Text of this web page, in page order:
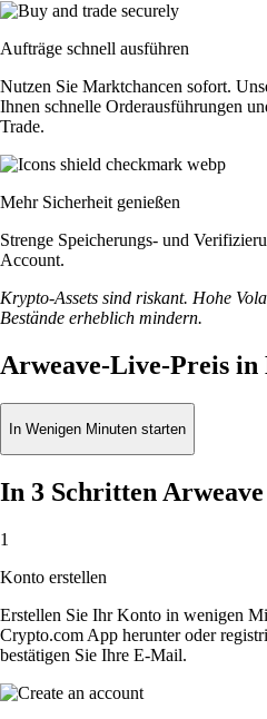
Aufträge schnell ausführen
Nutzen Sie Marktchancen sofort.
Ihnen schnelle Orderausführungen
Trade.
Mehr Sicherheit genießen
Strenge Speicherungs- und
Account.
Krypto-Assets sind riskant. Hohe
Bestände erheblich mindern.
Arweave-Live-Preis in
In Wenigen Minuten starten
In 3 Schritten
1
Konto erstellen
Erstellen Sie Ihr Konto in wenigen
Crypto.com App herunter oder
bestätigen Sie Ihre E-Mail.